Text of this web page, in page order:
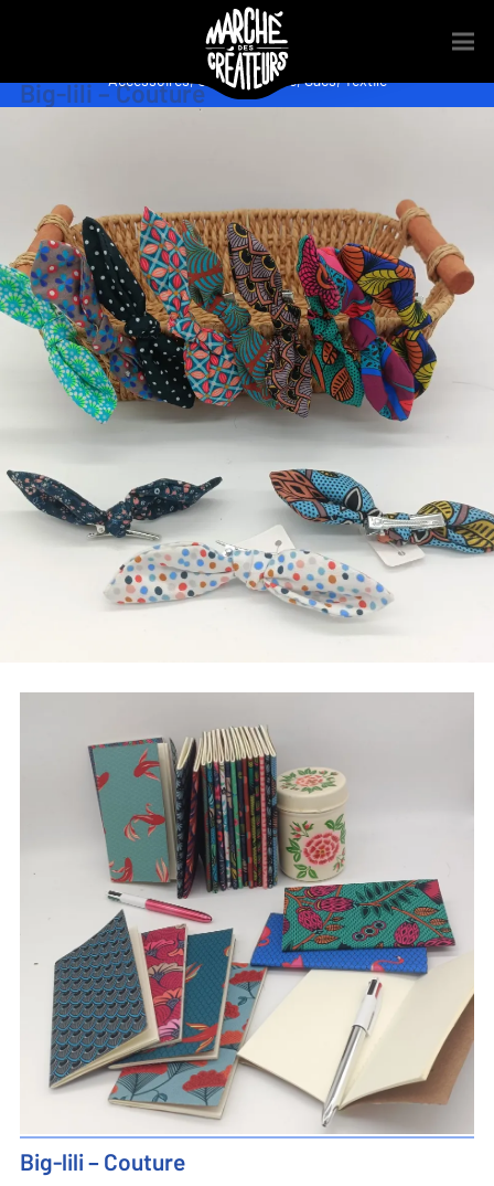
Big-lili – Couture
Accessoires,Couture,Mode,Sacs,Textile
Big-lili – Couture